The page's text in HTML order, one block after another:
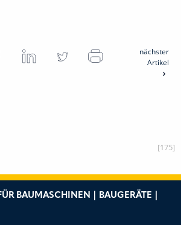
nächster
Artikel
[175]
BAUMASCHINEN | BAUGERÄTE |